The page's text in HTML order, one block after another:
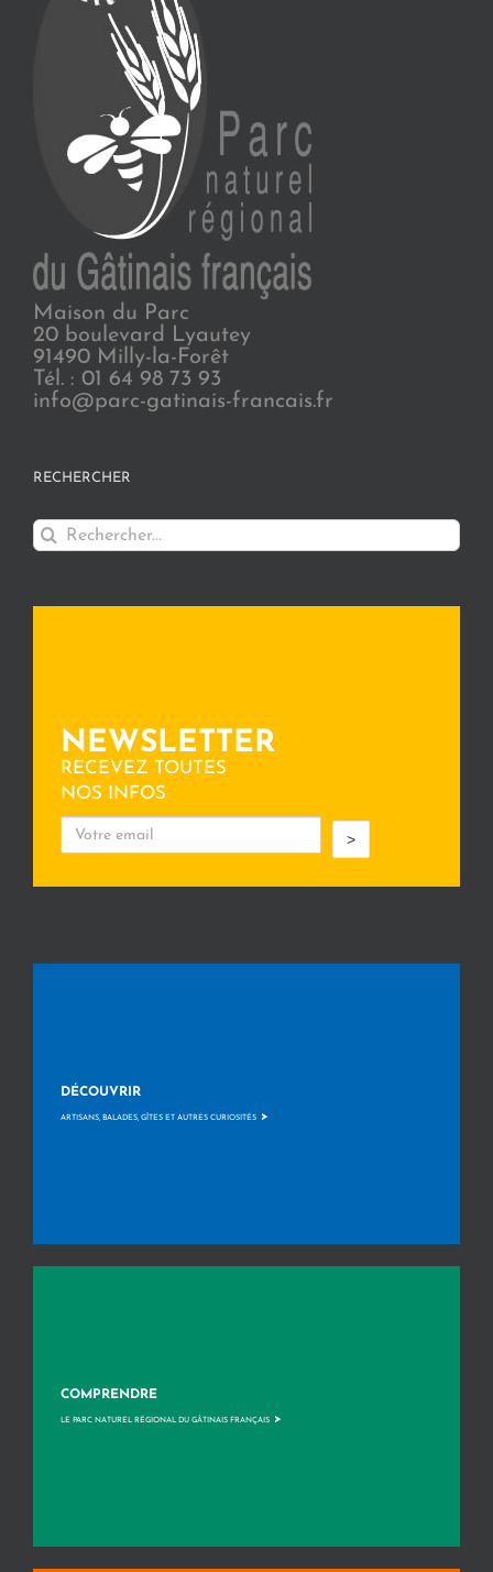
Maison du Parc
20 boulevard Lyautey
91490 Milly-la-Forêt
Tél. : 01 64 98 73 93
info@parc-gatinais-francais.fr
RECHERCHER
Rechercher:
NEWSLETTER
RECEVEZ TOUTES
NOS INFOS
>
DÉCOUVRIR
ARTISANS, BALADES, GÎTES ET AUTRES CURIOSITÉS >
COMPRENDRE
LE PARC NATUREL RÉGIONAL DU GÂTINAIS FRANÇAIS >